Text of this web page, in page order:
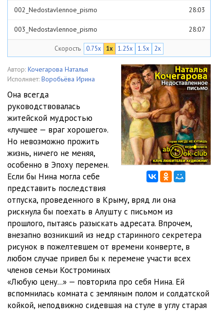
002_Nedostavlennoe_pismo 28:03
003_Nedostavlennoe_pismo 28:07
004_Nedostavlennoe_pismo
005_Nedostavlennoe_pismo 27:54
28:00
007_Nedostavlennoe_pismo 27:56
008_Nedostavlennoe_pismo 27:59
009_Nedostavlennoe_pismo 28:18
010_Nedostavlennoe_pismo 28:07
011_Nedostavlennoe_pismo
012_Nedostavlennoe_pismo
013_Nedostavlennoe_pismo 27:48
014_Nedostavlennoe_pismo 28:14
015_Nedostavlennoe_pismo 27:54
016_Nedostavlennoe_pismo
017_Nedostavlennoe_pismo 28:23
Скорость 0.75x 1x 1.25x 1.5x 2x
Автор: Кочегарова Наталья
Исполняет: Воробьёва Ирина
Она всегда
руководствовалась
житейской мудростью
«лучшее — враг хорошего».
Но невозможно прожить
жизнь, ничего не меняя,
особенно в Эпоху перемен.
Если бы Нина могла себе
представить последствия
отпуска, проведенного в Крыму, вряд ли она
рискнула бы поехать в Алушту с письмом из
прошлого, пытаясь разыскать адресата. Впрочем,
внезапно возникший из недр старинного секретера
рисунок в пожелтевшем от времени конверте, в
любом случае привел бы к перемене участи всех
членов семьи Костроминых
«Любую цену...» — повторила про себя Нина. Ей
вспомнилась комната с земляным полом и солдатской
койкой, неподвижно сидевшая на стуле в углу старая